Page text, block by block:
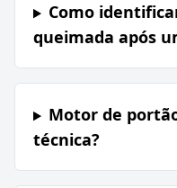
Como
queimada após
Motor de
técnica?